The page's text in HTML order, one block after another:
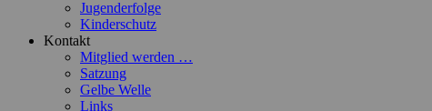
Jugenderfolge
Kinderschutz
Kontakt
Mitglied werden …
Satzung
Gelbe Welle
Links